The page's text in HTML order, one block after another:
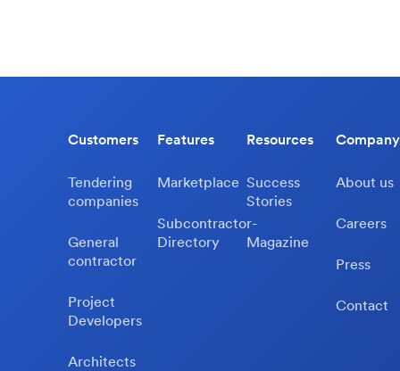
Customers
Tendering
companies
General
contractor
Project
Developers
Architects
Features
Marketplace
Subcontractor-
Directory
Resources
Success
Stories
Magazine
Company
About us
Careers
Press
Contact